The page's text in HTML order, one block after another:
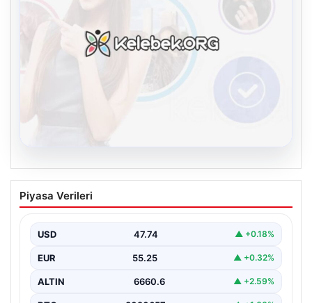
Kelebek chat adresi İle Sanal İletişimin
Seviyeli Adresi Ve Sohbet Deneyimi
kurması kritik bir değer barındırmaktadır. Güncel
olarak…
Piyasa Verileri
USD 47.74 ▲ +0.18%
EUR 55.25 ▲ +0.32%
ALTIN 6660.6 ▲ +2.59%